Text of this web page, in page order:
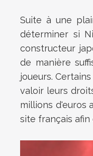
Suite à une
déterminer si
constructeur
de manière
joueurs.
valoir leurs
millions d'euros
site français